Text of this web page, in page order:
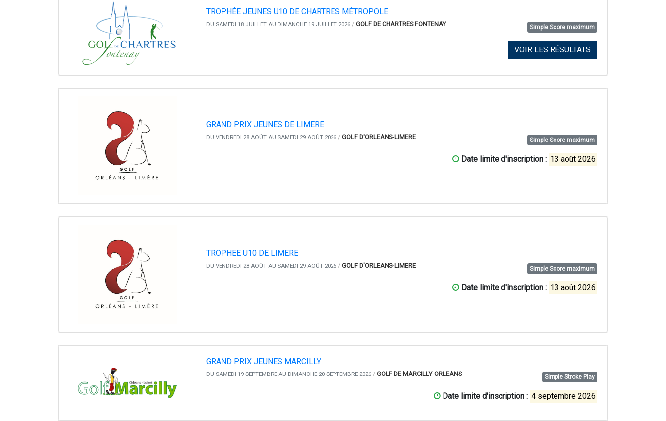
TROPHÉE JEUNES U10 DE CHARTRES MÉTROPOLE
DU SAMEDI 18 JUILLET AU DIMANCHE 19 JUILLET 2026 / GOLF DE CHARTRES FONTENAY Simple Score maximum
VOIR LES RÉSULTATS
GRAND PRIX JEUNES DE LIMERE
DU VENDREDI 28 AOÛT AU SAMEDI 29 AOÛT 2026 / GOLF D'ORLEANS-LIMERE Simple Score maximum
Date limite d'inscription : 13 août 2026
TROPHEE U10 DE LIMERE
DU VENDREDI 28 AOÛT AU SAMEDI 29 AOÛT 2026 / GOLF D'ORLEANS-LIMERE Simple Score maximum
Date limite d'inscription : 13 août 2026
GRAND PRIX JEUNES MARCILLY
DU SAMEDI 19 SEPTEMBRE AU DIMANCHE 20 SEPTEMBRE 2026 / GOLF DE MARCILLY-ORLEANS Simple Stroke Play
Date limite d'inscription : 4 septembre 2026